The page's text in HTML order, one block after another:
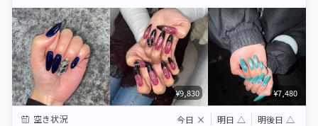
¥9,830 ¥7,480
空き状況 今日 × 明日 △ 明後日 △